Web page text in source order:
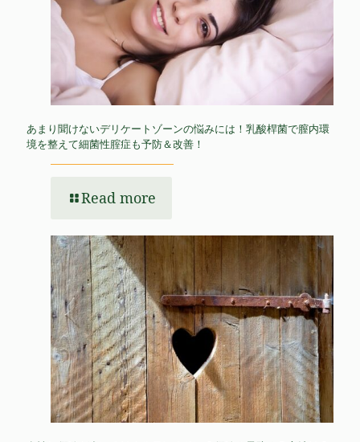
あまり聞けないデリケートゾーンの悩みには！乳酸桿菌で膣内環
境を整えて細菌性腟症も予防＆改善！
Read more